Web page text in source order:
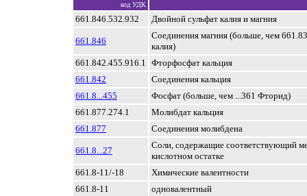
код УДК
661.846.532.932 Двойной сульфат калия и магния
661.846
Соединения магния (больше, чем
калия)
661.842.455.916.1 Фторфосфат кальция
661.842
Соединения кальция
661.8...455
Фосфат (больше, чем ...361 Фторид)
661.877.274.1
Молибдат кальция
661.877
Соединения молибдена
661.8...27
Соли, содержащие соответствующий
кислотном остатке
661.8-11/-18
Химические валентности
661.8-11
одновалентный